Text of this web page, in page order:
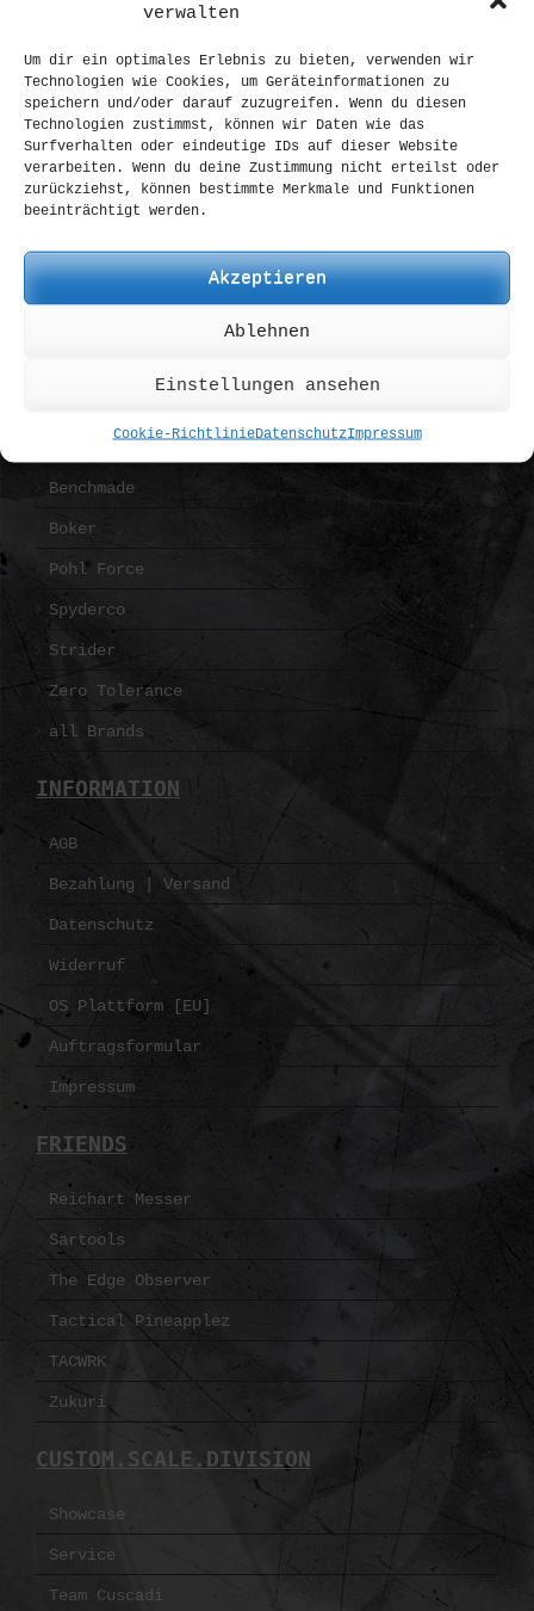
verwalten
Um dir ein optimales Erlebnis zu bieten, verwenden wir
Technologien wie Cookies, um Geräteinformationen zu
speichern und/oder darauf zuzugreifen. Wenn du diesen
Technologien zustimmst, können wir Daten wie das
Surfverhalten oder eindeutige IDs auf dieser Website
verarbeiten. Wenn du deine Zustimmung nicht erteilst oder
zurückziehst, können bestimmte Merkmale und Funktionen
beeinträchtigt werden.
Akzeptieren
Ablehnen
Einstellungen ansehen
Cookie-RichtlinieDatenschutzImpressum
Strider SMF custom scale „angeldust“ Zum Sonntag
einer unserer besten Umbauten bis dato. Das SMF
von Strider kam mit der Ansage „mehr
BRANDS
Benchmade
Boker
Pohl Force
Spyderco
Strider
Zero Tolerance
all Brands
INFORMATION
AGB
Bezahlung | Versand
Datenschutz
Widerruf
OS Plattform [EU]
Auftragsformular
Impressum
FRIENDS
Reichart Messer
Sartools
The Edge Observer
Tactical Pineapplez
TACWRK
Zukuri
CUSTOM.SCALE.DIVISION
Showcase
Service
Team Cuscadi